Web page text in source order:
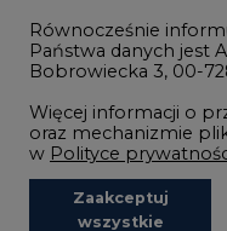
Zielone samorządy
Zielona gospodarka
©2002- 2021 - 2026
Równocześnie
Państwa danych jest
Bobrowiecka 3, 00-
Więcej informacji o
oraz mechanizmie
w Polityce
Zaakceptuj
wszystkie